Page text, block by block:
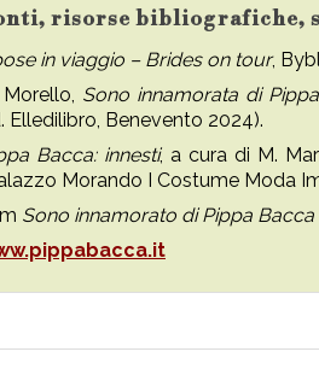
risorse bibliografiche,
in viaggio – Brides on tour,
Morello, Sono innamorata di
Elledilibro, Benevento 2024).
Bacca: innesti, a cura di M.
Morando I Costume Moda
Sono innamorato di Pippa Bacca